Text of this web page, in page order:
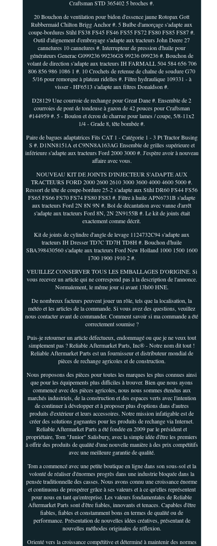
Craftsman STD 365402 5 broches #.
20 Bouchon de ventilation pour bidon d'essence jaune Rotopax Gott
Rubbermaid Chilton Brigg Anchor #. 5 Bulbe d'amorçage s'adapte aux
coupe-bordures Stihl FS38 FS45 FS46 FS55 FS72 FS80 FS85 FS87 #.
Outil d'alignement d'embrayage s'adapte aux tracteurs John Deere 27
cannelures 10 cannelures #. Interrupteur de pression d'huile pour
générateurs Generac G099236 99236GS 99236 099236 #. Bouchon de
volant de direction s'adapte aux tracteurs IH FARMALL 504 584 656 706
806 856 986 1086 1 #. 10 Crochets de retenue de chaîne de soudure G70
5/16 pour remorque à plateau ridelles #. Filtre hydraulique 109331 - à
visser - HF6513 s'adapte aux filtres Donaldson #.
D28129 Une courroie de rechange pour Great Dane #. Ensemble de 2
courroies de pont de tondeuse à gazon de 42 pouces pour Craftsman
#144959 #. 5 - Boulon et écrou de charrue pour lames / coupe, 5/8-11x2
1/4 - Grade 8, tête bombée #.
Paire de bagues adaptatrices Fits CAT 1 - Catégorie 1 - 3 Pt Tractor Busing
S #. D1NN8151A et C9NN8A163AG Ensemble de grilles supérieure et
inférieure s'adapte aux tracteurs Ford 2000 3000 #. J'espère avoir à nouveau
affaire avec vous.
NOUVEAU KIT DE JOINTS D'INJECTEUR S'ADAPTE AUX
TRACTEURS FORD 2000 2600 2610 3000 3600 4000 4600 5000 #.
Ressort de tête de coupe-bordure 25-2 s'adapte aux Stihl DR60 FS44 FS56
FS65 FS66 FS70 FS74 FS80 FS83 #. Filtre à huile APN6731B s'adapte
aux tracteurs Ford 2N 8N 9N #. Bol de décantation avec vanne d'arrêt
s'adapte aux tracteurs Ford 8N, 2N 2N9155B #. Le kit de joints était
exactement comme décrit.
Kit de joints de cylindre d'angle de levage 1124732C94 s'adapte aux
tracteurs IH Dresser TD7C TD7H TD8H #. Bouchon d'huile
SBA398430560 s'adapte aux tracteurs Ford New Holland 1000 1500 1600
1700 1900 1910 2 #.
VEUILLEZ CONSERVER TOUS LES EMBALLAGES D'ORIGINE. Si
vous recevez un article qui ne correspond pas à la description de l'annonce.
Normalement, le même jour si avant 13h00 HNE.
De nombreux facteurs peuvent jouer un rôle, tels que la localisation, la
météo et les articles de la commande. Si vous avez des questions, veuillez
nous contacter avant de commander. Comment savoir si ma commande a été
correctement soumise ?
Puis-je retourner un article défectueux, endommagé ou que je ne veux tout
simplement pas ? Reliable Aftermarket Parts, Inc® - Notre nom dit tout !
Reliable Aftermarket Parts est un fournisseur et distributeur mondial de
pièces de rechange agricoles et de construction.
Nous proposons des pièces pour toutes les marques les plus connues ainsi
que pour les équipements plus difficiles à trouver. Bien que nous ayons
commencé avec des pièces agricoles, nous nous sommes étendus aux
marchés industriels, de la construction et des espaces verts avec l'intention
de continuer à développer et à proposer plus d'options dans d'autres
produits d'extérieur et leurs accessoires. Notre mission infatigable est de
créer des solutions gagnantes pour les produits de rechange via Internet.
Reliable Aftermarket Parts a été fondée en 2009 par le président et
propriétaire, Tom "Junior" Salisbury, avec la simple idée d'être les premiers
à offrir des produits de qualité d'une nouvelle manière à des prix compétitifs
avec une meilleure garantie de qualité.
Tom a commencé avec une petite boutique en ligne dans son sous-sol et la
volonté de réaliser d'énormes progrès dans une industrie bloquée dans la
pensée traditionnelle des casses. Nous avons connu une croissance énorme
et continuons de prospérer grâce à ses valeurs et à ce qu'elles représentent
pour nous en tant qu'entreprise. Les valeurs fondamentales de Reliable
Aftermarket Parts sont d'être fiables, innovants et tenaces. Capables d'être
fiables, fiables et constamment bons en termes de qualité ou de
performance. Présentation de nouvelles idées créatives, présentant de
nouvelles méthodes originales de réflexion.
Orienté vers la croissance compétitive et déterminé à maintenir des normes